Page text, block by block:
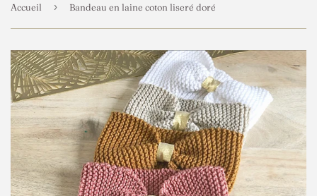
Accueil › Bandeau en laine coton liseré doré